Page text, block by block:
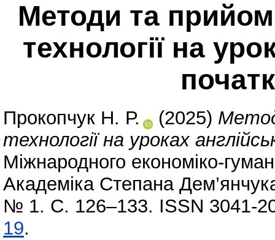
Методи та
технології на
Прокопчук Н. Р. (2025)
технології на уроках
Міжнародного економіко-
Академіка Степана
№ 1. С. 126–133. ISSN 3041-
19.